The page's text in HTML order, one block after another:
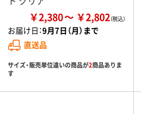
￥2,380 ￥2,802
お届け日：9月7日（月）まで
直送品
サイズ・販売単位違いの商品が2商品ありま
す